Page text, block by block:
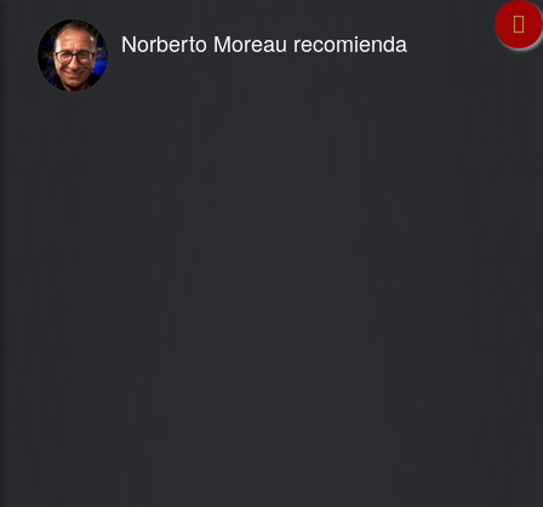
Norberto Moreau recomienda